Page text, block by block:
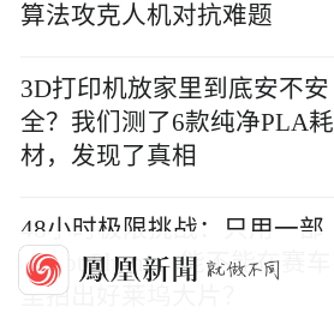
算法攻克人机对抗难题
3D打印机放家里到底安不安
全？我们测了6款纯净PLA耗
材，发现了真相
48小时极限挑战：只用一部
Robot Phone，能不能在赛车
里拍出好莱坞大片？